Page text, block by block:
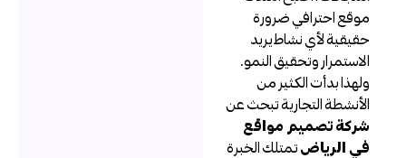
موقع احترافي ضرورة
حقيقية لأي نشاط يريد
الاستمرار وتحقيق النمو.
ولهذا بدأت الكثير من
الأنشطة التجارية تبحث عن
شركة تصميم مواقع
في الرياضتمتلك الخبرة